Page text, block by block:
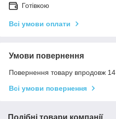
Готівкою
Всі умови оплати
Умови повернення
Повернення товару впродовж 14
Всі умови повернення